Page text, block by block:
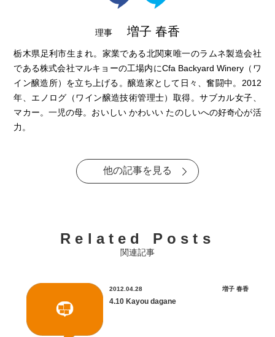
理事 増子 春香
栃木県足利市生まれ。家業である北関東唯一のラムネ製造会社
である株式会社マルキョーの工場内にCfa Backyard Winery（ワ
イン醸造所）を立ち上げる。醸造家として日々、奮闘中。2012
年、エノログ（ワイン醸造技術管理士）取得。サブカル女子、
マカー。一児の母。おいしい かわいい たのしいへの好奇心が活
力。
他の記事を見る
Related Posts
関連記事
2012.04.28
4.10 Kayou dagane
増子 春香